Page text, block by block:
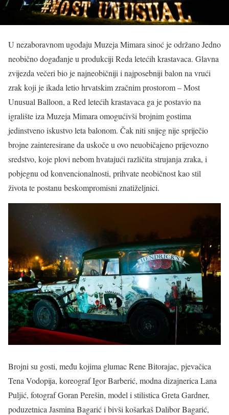
U nezaboravnom ugođaju Muzeja Mimara sinoć je održano Jedno
neobično događanje u produkciji Reda letećih krastavaca. Glavna
zvijezda večeri bio je najneobičniji i najposebniji balon na vrući
zrak koji je ikada letio hrvatskim zračnim prostorom – Most
Unusual Balloon, a Red letećih krastavaca ga je postavio na
igralište iza Muzeja Mimara omogućivši brojnim gostima
jedinstveno iskustvo leta balonom. Čak niti snijeg nije spriječio
brojne zainteresirane da uskoče u ovo neuobičajeno prijevozno
sredstvo, koje plovi nebom hvatajući različita strujanja zraka, i
pobjegnu od konvencionalnosti, prihvate neobičnost kao stil
života te postanu beskompromisni znatiželjnici.
Brojni su gosti, među kojima glumac Rene Bitorajac, pjevačica
Tena Vodopija, koreograf Igor Barberić, modna dizajnerica Lana
Puljić, fotograf Goran Perešin, model i stilistica Greta Gardner,
poduzetnica Jasmina Bagarić i bivši košarkaš Dalibor Bagarić,